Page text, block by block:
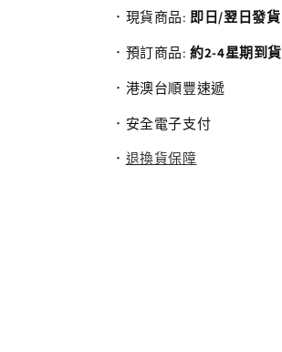
．現貨商品: 即日/翌日發貨
．預訂商品:約2-4星期到貨
．港澳台順豐速遞
．安全電子支付
． 退換貨保障